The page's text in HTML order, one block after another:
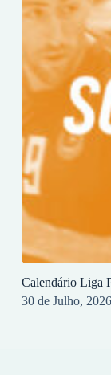
Calendário Liga
30 de Julho, 2026